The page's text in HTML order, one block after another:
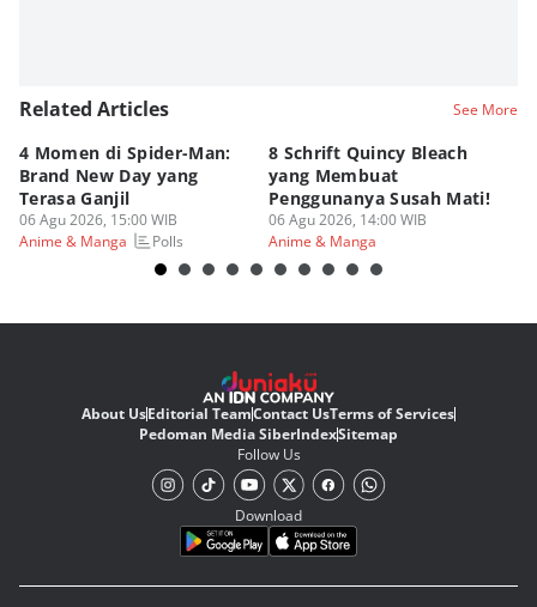
Related Articles See More
4 Momen di Spider-Man:
Brand New Day yang
Terasa Ganjil
06 Agu 2026, 15:00 WIB
Anime & Manga
Polls
8 Schrift Quincy Bleach
yang Membuat
Penggunanya Susah Mati!
06 Agu 2026, 14:00 WIB
Anime & Manga
About UsEditorial TeamContact UsTerms of Services
Pedoman Media SiberIndexSitemap
Follow Us
Download